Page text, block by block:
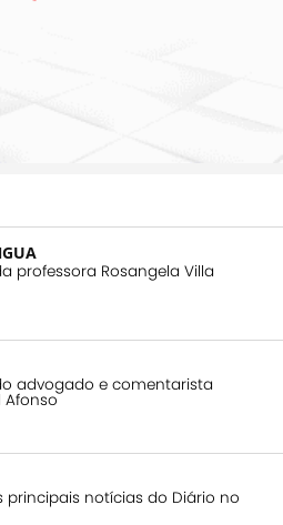
professora Rosangela Villa
advogado e comentarista
Afonso
principais notícias do Diário no